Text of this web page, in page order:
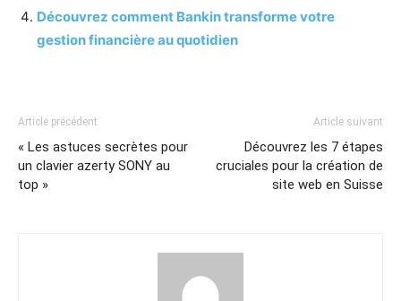
Découvrez comment Bankin transforme votre
gestion financière au quotidien
Article précédent
« Les astuces secrètes pour
un clavier azerty SONY au
top »
Article suivant
Découvrez les 7 étapes
cruciales pour la création de
site web en Suisse